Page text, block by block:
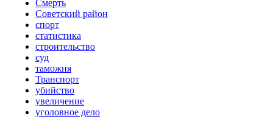
Смерть
Советский район
спорт
статистика
строительство
суд
таможня
Транспорт
убийство
увеличение
уголовное дело